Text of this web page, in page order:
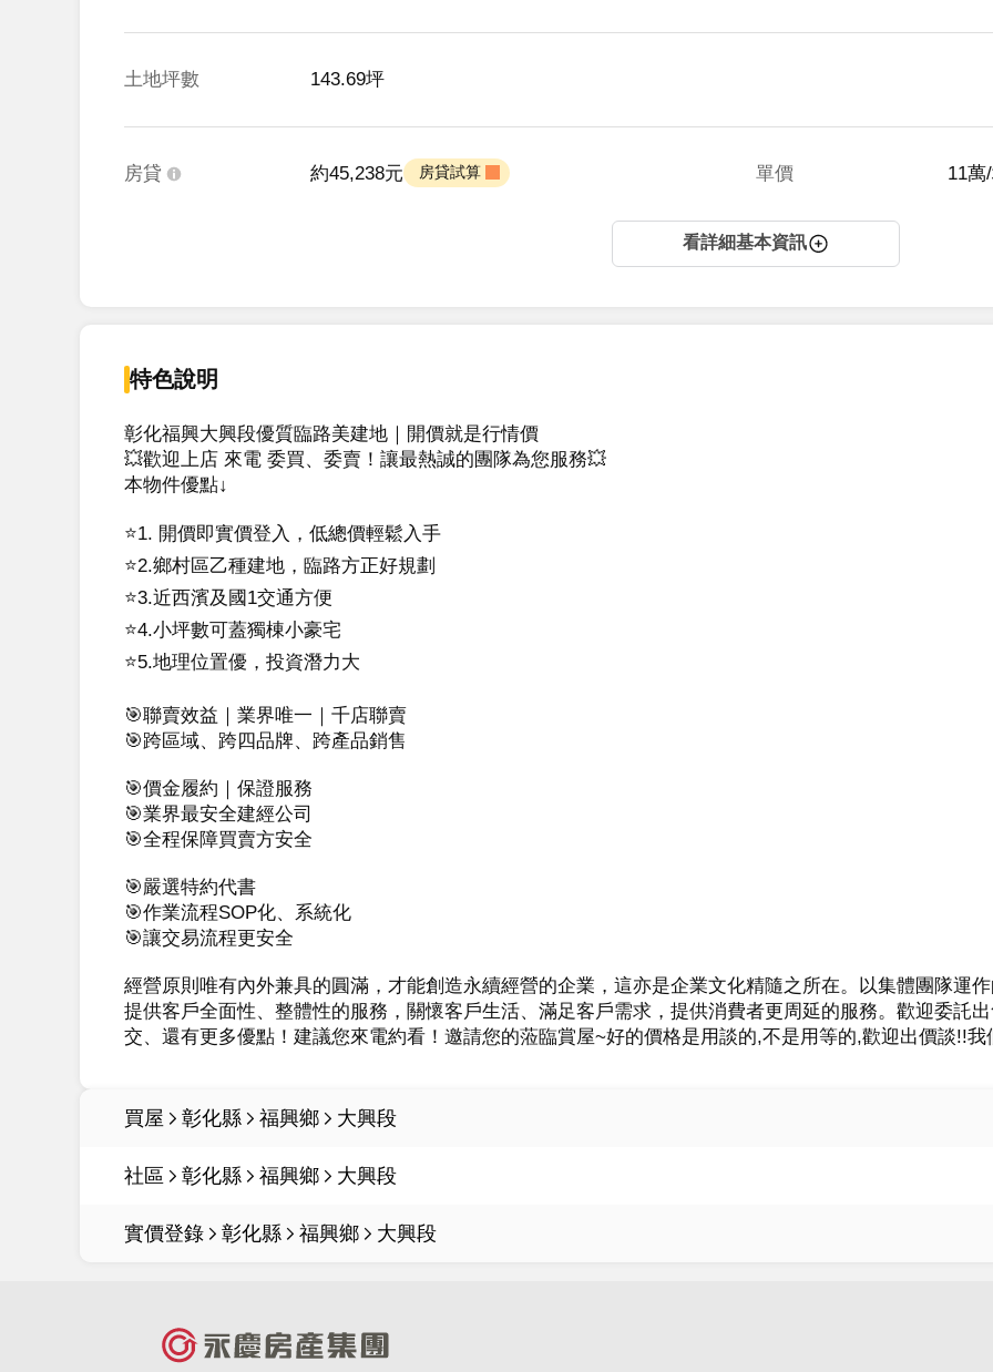
土地坪數 143.69坪
房貸 約45,238元 房貸試算 單價 11萬
看詳細基本資訊
特色說明
彰化福興大興段優質臨路美建地｜開價就是行情價
💥歡迎上店 來電 委買、委賣！讓最熱誠的團隊為您服務💥
本物件優點↓
⭐1. 開價即實價登入，低總價輕鬆入手
⭐2.鄉村區乙種建地，臨路方正好規劃
⭐3.近西濱及國1交通方便
⭐4.小坪數可蓋獨棟小豪宅
⭐5.地理位置優，投資潛力大
🎯聯賣效益｜業界唯一｜千店聯賣
🎯跨區域、跨四品牌、跨產品銷售
🎯價金履約｜保證服務
🎯業界最安全建經公司
🎯全程保障買賣方安全
🎯嚴選特約代書
🎯作業流程SOP化、系統化
🎯讓交易流程更安全
經營原則唯有內外兼具的圓滿，才能創造永續經營的企業，這亦是企業文化精隨之所在。以集體團隊運
提供客戶全面性、整體性的服務，關懷客戶生活、滿足客戶需求，提供消費者更周延的服務。歡迎委託
交、還有更多優點！建議您來電約看！邀請您的蒞臨賞屋~好的價格是用談的,不是用等的,歡迎出價談!!
買屋 彰化縣 福興鄉 大興段
社區 彰化縣 福興鄉 大興段
實價登錄 彰化縣 福興鄉 大興段